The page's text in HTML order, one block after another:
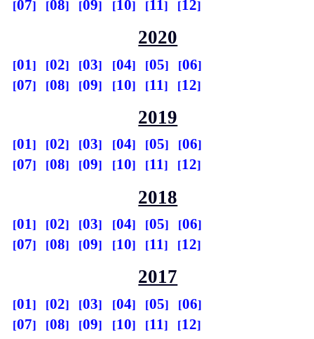
07 08 09 10 11 12
2020
01 02 03 04 05
06
07
08 09 10 11 12
2019
01 02 03 04 05
06
07
08 09 10 11 12
2018
01 02 03 04 05
06
07
08 09 10 11 12
2017
01 02 03 04 05
06
07
08 09 10 11 12